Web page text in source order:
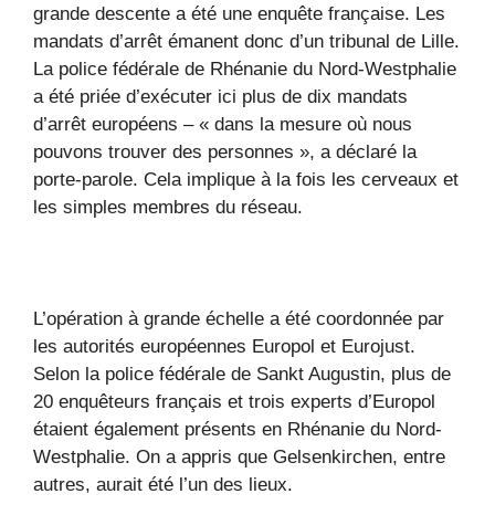
grande descente a été une enquête française. Les
mandats d’arrêt émanent donc d’un tribunal de Lille.
La police fédérale de Rhénanie du Nord-Westphalie
a été priée d’exécuter ici plus de dix mandats
d’arrêt européens – « dans la mesure où nous
pouvons trouver des personnes », a déclaré la
porte-parole. Cela implique à la fois les cerveaux et
les simples membres du réseau.
L’opération à grande échelle a été coordonnée par
les autorités européennes Europol et Eurojust.
Selon la police fédérale de Sankt Augustin, plus de
20 enquêteurs français et trois experts d’Europol
étaient également présents en Rhénanie du Nord-
Westphalie. On a appris que Gelsenkirchen, entre
autres, aurait été l’un des lieux.